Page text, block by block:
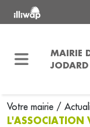
MAIRIE
JODARD
Votre mairie /
L'ASSOCIATION